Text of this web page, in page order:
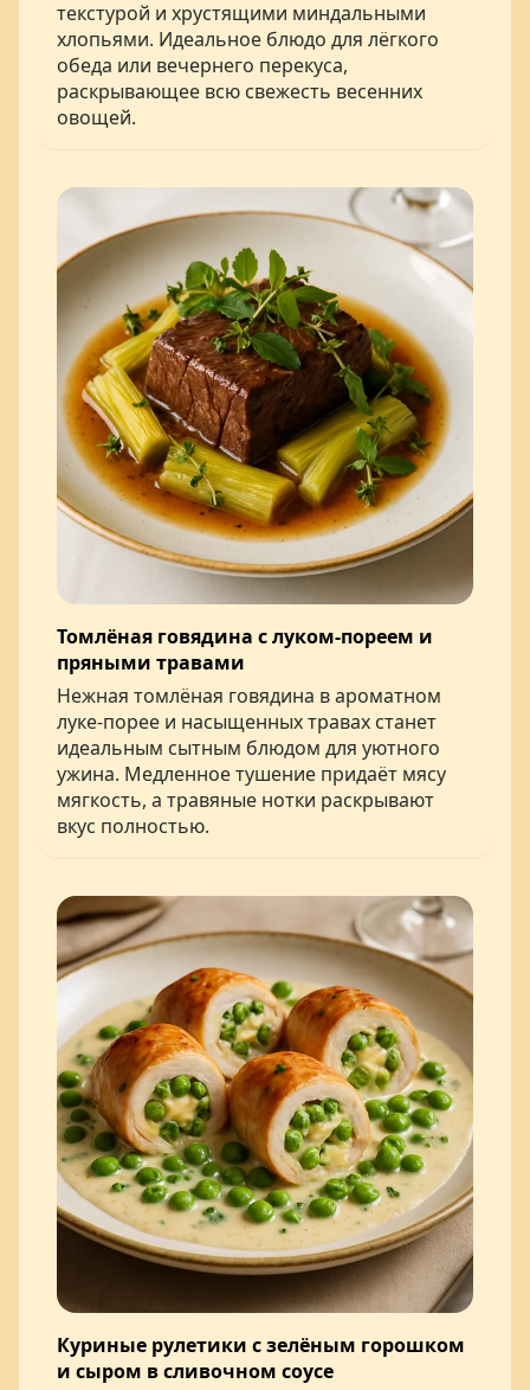
текстурой и хрустящими миндальными
хлопьями. Идеальное блюдо для лёгкого
обеда или вечернего перекуса,
раскрывающее всю свежесть весенних
овощей.
Томлёная говядина с луком-пореем и
пряными травами
Нежная томлёная говядина в ароматном
луке-порее и насыщенных травах станет
идеальным сытным блюдом для уютного
ужина. Медленное тушение придаёт мясу
мягкость, а травяные нотки раскрывают
вкус полностью.
Куриные рулетики с зелёным горошком
и сыром в сливочном соусе